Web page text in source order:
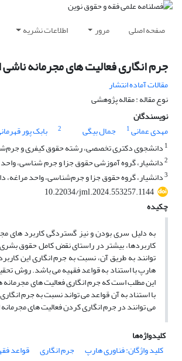
صفحه اصلی مرور اطلاعات نشریه
جرم انگاری فعالیت های مجرمانه
مقالات آماده انتشار
نوع مقاله : مقاله پژوهشی
نویسندگان
مهدی عمانی1 جمال بیگی 2 بابک پور
1 دانشجوی دکتری تخصصی، رشته حقوق کیفری و
2دانشیار، گروه آموزشی حقوق جزا و جرم شناسی، واحد
3دانشیار، گروه حقوق جزا و جرم‌شناسی، واحد مراغه،
10.22034/jml.2024.553257.1144
چکیده
به دلیل سری بودن و نیز گستردگی کاربرد های
کاربردها، بیشتر در راستای نقض کامل حقوق
توانند به طریق آن، نسبت به جرم انگاری این
هارپ با استناد به قواعد فقهیه می باشد. روش
این مطلب است که جرم انگاری فعالیت های مجرمانه
با استناد به آن قواعد می تواند نسبت به جرم
می توانند در جرم انگاری کردن فعالیت های
کلیدواژه‌ها
کلید واژگان: فناوری هارپ
جرم انگاری قواعد